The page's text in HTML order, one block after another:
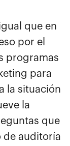
que en
por el
programas
para
la situación
la
que
de auditoría